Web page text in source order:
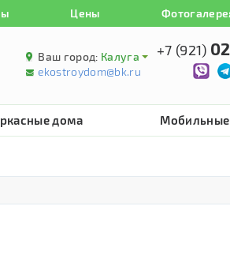
Цены
Ваш город: Калуга
ekostroydom@bk.ru
+7 (921)
дома Мобильные